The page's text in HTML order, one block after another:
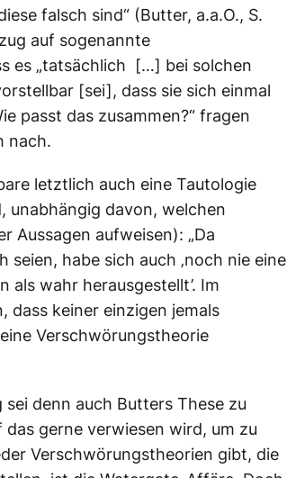
falsch sind“ (Butter, a.a.O., S.
auf sogenannte
es „tatsächlich […] bei solchen
[sei], dass sie sich einmal
passt das zusammen?“ fragen
nach.
letztlich auch eine Tautologie
unabhängig davon, welchen
Aussagen aufweisen): „Da
habe sich auch ‚noch nie eine
als wahr herausgestellt’. Im
dass keiner einzigen jemals
Verschwörungstheorie
denn auch Butters These zu
das gerne verwiesen wird, um zu
Verschwörungstheorien gibt, die